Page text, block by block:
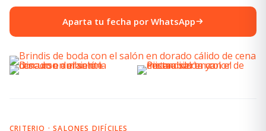
Aparta tu fecha por WhatsApp
CRITERIO · SALONES DIFÍCILES